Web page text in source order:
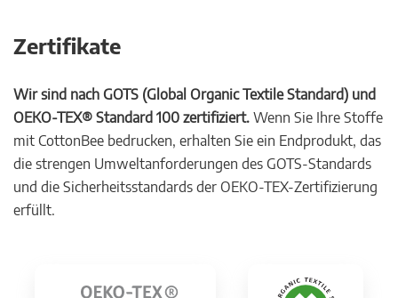
Zertifikate
Wir sind nach GOTS (Global Organic Textile Standard) und
OEKO-TEX® Standard 100 zertifiziert. Wenn Sie Ihre Stoffe
mit CottonBee bedrucken, erhalten Sie ein Endprodukt, das
die strengen Umweltanforderungen des GOTS-Standards
und die Sicherheitsstandards der OEKO-TEX-Zertifizierung
erfüllt.